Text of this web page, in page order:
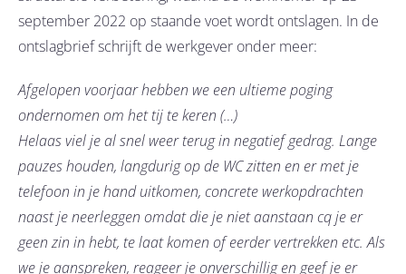
september 2022 op staande voet wordt ontslagen. In de
ontslagbrief schrijft de werkgever onder meer:
Afgelopen voorjaar hebben we een ultieme poging
ondernomen om het tij te keren (…)
Helaas viel je al snel weer terug in negatief gedrag. Lange
pauzes houden, langdurig op de WC zitten en er met je
telefoon in je hand uitkomen, concrete werkopdrachten
naast je neerleggen omdat die je niet aanstaan cq je er
geen zin in hebt, te laat komen of eerder vertrekken etc. Als
we je aanspreken, reageer je onverschillig en geef je er